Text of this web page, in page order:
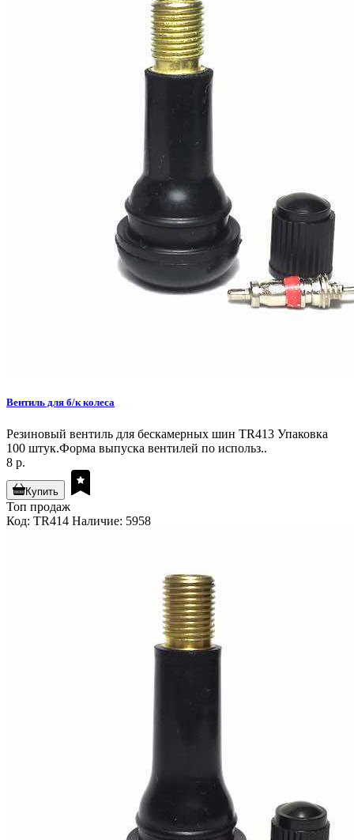
Вентиль для б/к колеса
Резиновый вентиль для бескамерных шин TR413 Упаковка
100 штук.Форма выпуска вентилей по использ..
8 р.
Купить
Топ продаж
Код: TR414 Наличие: 5958